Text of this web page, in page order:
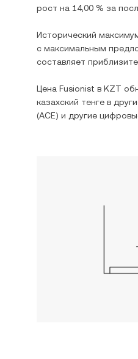
рост на 14,00 % за
Исторический
с максимальным
составляет
Цена Fusionist в KZT
казахский тенге в
(ACE) и другие